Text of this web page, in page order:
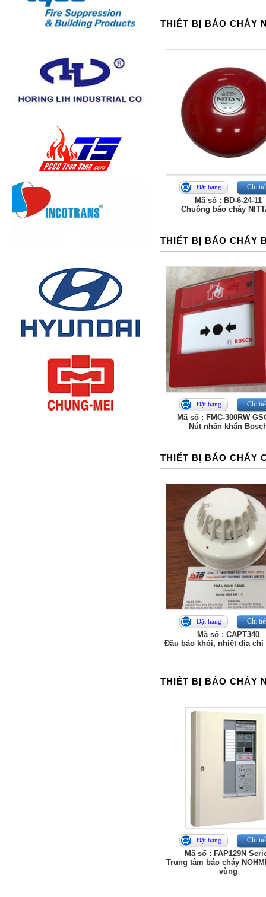
THIẾT BỊ BÁO CHÁY
Đặt hàng Chi
Mã số : BD-6-24-11
Chuông báo cháy
THIẾT BỊ BÁO CHÁY
Đặt hàng Chi
Mã số : FMC-300RW
Nút nhấn khẩn
THIẾT BỊ BÁO CHÁY
Đặt hàng Chi
Mã số : CAPT340
Đầu báo khói, nhiệt địa chỉ
THIẾT BỊ BÁO CHÁY
Đặt hàng Chi
Mã số : FAP129N
Trung tâm báo cháy
vùng